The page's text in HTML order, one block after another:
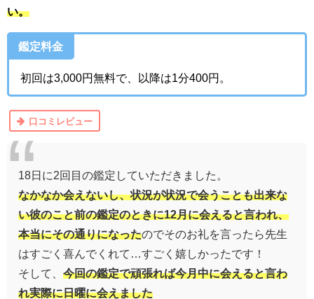
い。
鑑定料金
初回は3,000円無料で、以降は1分400円。
口コミレビュー
18日に2回目の鑑定していただきました。
なかなか会えないし、状況が状況で会うことも出来な
い彼のこと前の鑑定のときに12月に会えると言われ、
本当にその通りになったのでそのお礼を言ったら先生
はすごく喜んでくれて…すごく嬉しかったです！
そして、 今回の鑑定で頑張れば今月中に会えると言わ
れ実際に日曜に会えました